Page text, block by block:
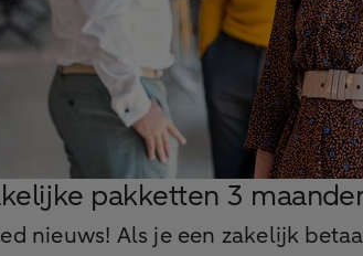
pakketten 3
nieuws! Als je een zakelijk